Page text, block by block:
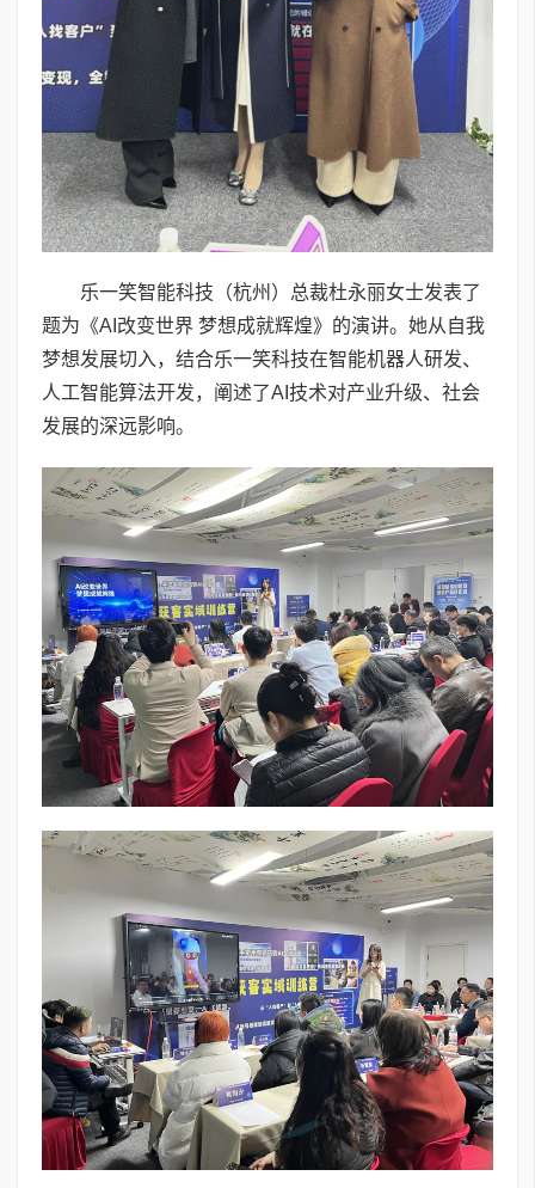
乐一笑智能科技（杭州）总裁杜永丽女士发表了
题为《AI改变世界 梦想成就辉煌》的演讲。她从自我
梦想发展切入，结合乐一笑科技在智能机器人研发、
人工智能算法开发，阐述了AI技术对产业升级、社会
发展的深远影响。